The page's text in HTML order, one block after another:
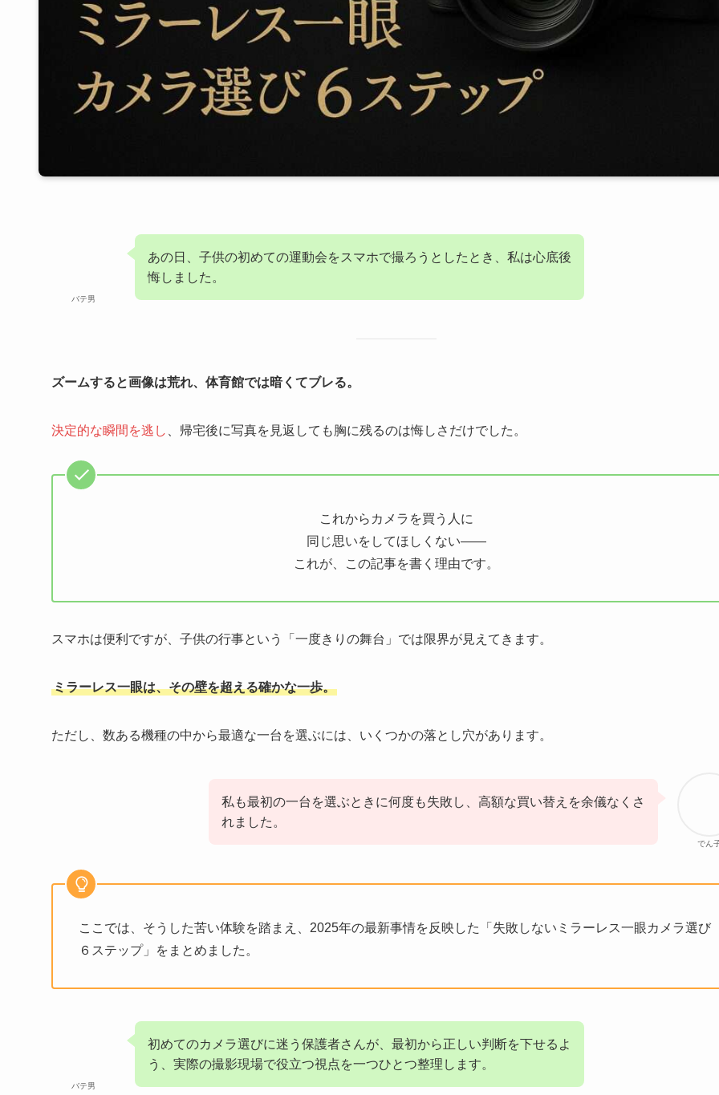
バテ男
あの日、子供の初めての運動会をスマホで撮ろうとしたとき、私は心底後
悔しました。
ズームすると画像は荒れ、体育館では暗くてブレる。
決定的な瞬間を逃し 、帰宅後に写真を見返しても胸に残るのは悔しさだけでした。
これからカメラを買う人に
同じ思いをしてほしくない——
これが、この記事を書く理由です。
スマホは便利ですが、子供の行事という「一度きりの舞台」では限界が見えてきます。
ミラーレス一眼は、その壁を超える確かな一歩。
ただし、数ある機種の中から最適な一台を選ぶには、いくつかの落とし穴があります。
でん
私も最初の一台を選ぶときに何度も失敗し、高額な買い替えを余儀なくさ
れました。
ここでは、そうした苦い体験を踏まえ、2025年の最新事情を反映した「失敗しないミラーレス一眼カメラ選び
６ステップ」をまとめました。
バテ男
初めてのカメラ選びに迷う保護者さんが、最初から正しい判断を下せるよ
う、実際の撮影現場で役立つ視点を一つひとつ整理します。